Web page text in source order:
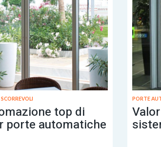
top di
porte automatiche
PORTE